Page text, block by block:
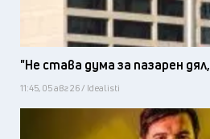
"Не става дума за пазарен дял,
11:45, 05 авг 26 / Idealisti